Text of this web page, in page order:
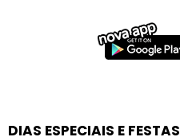
DIAS ESPECIAIS E FESTAS